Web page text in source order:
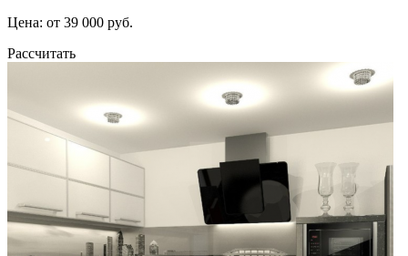
Цена: от 39 000 руб.
Рассчитать